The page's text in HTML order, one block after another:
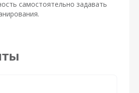
самостоятельно задавать